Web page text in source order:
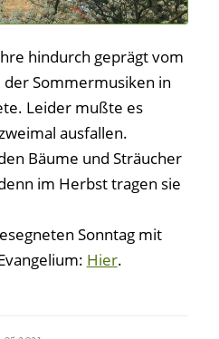
hindurch geprägt vom
der Sommermusiken in
Leider mußte es
ausfallen.
Bäume und Sträucher
im Herbst tragen sie
Sonntag mit
Hier.